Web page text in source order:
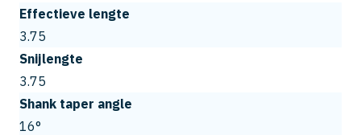
Effectieve lengte
3.75
Snijlengte
3.75
Shank taper angle
16°